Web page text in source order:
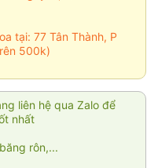
tại: 77 Tân Thành, P
500k)
liên hệ qua Zalo để
nhất
rôn,...